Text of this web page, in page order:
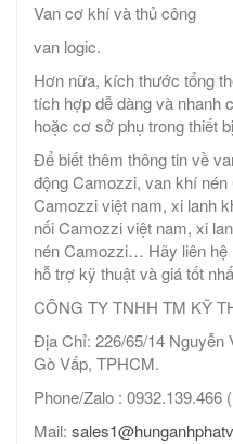
Van cơ khí và thủ công
van logic.
Hơn nữa, kích thước tổng
tích hợp dễ dàng và nhanh
hoặc cơ sở phụ trong thiết
Để biết thêm thông tin về
động Camozzi, van khí
Camozzi việt nam, xi lanh
nối Camozzi việt nam, xi
nén Camozzi… Hãy liên hệ
hỗ trợ kỹ thuật và giá tốt
CÔNG TY TNHH TM KỸ
Địa Chỉ: 226/65/14 Nguyễn
Gò Vấp, TPHCM.
Phone/Zalo : 0932.139.466
Mail: